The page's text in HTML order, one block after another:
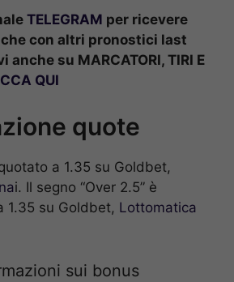
TELEGRAM per ricevere
con altri pronostici last
su MARCATORI, TIRI E
QUI
quote
a 1.35 su Goldbet,
i. Il segno “Over 2.5” è
1.35 su Goldbet, Lottomatica
sui bonus